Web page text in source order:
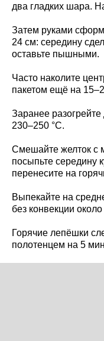
два гладких шара.
Затем руками
24 см: середину
оставьте пышными.
Часто наколите
пакетом ещё на
Заранее
230–250 °C.
Смешайте желток с
посыпьте середину
перенесите на
Выпекайте на
без конвекции
Горячие лепёшки
полотенцем на 5